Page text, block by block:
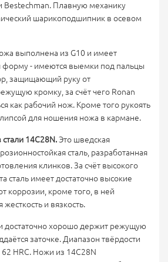
Bestechman. Плавную механику
шарикоподшипник в осевом
выполнена из G10 и имеет
форму - имеются выемки под пальцы
защищающий руку от
кромку, за счёт чего Ronan
как рабочий нож. Кроме того рукоять
для ношения ножа в кармане.
14C28N.Это шведская
сталь, разработанная
клинков. За счёт высокого
сталь имеет достаточно высокие
коррозии, кроме того, в ней
и вязкость.
достаточно хорошо держит режущую
заточке. Диапазон твёрдости
62 HRC. Ножи из 14C28N